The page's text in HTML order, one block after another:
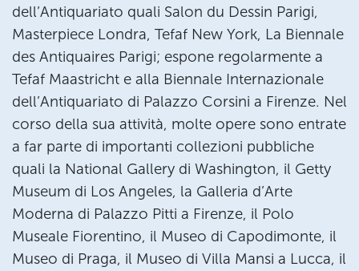
dell’Antiquariato quali Salon du Dessin Parigi,
Masterpiece Londra, Tefaf New York, La Biennale
des Antiquaires Parigi; espone regolarmente a
Tefaf Maastricht e alla Biennale Internazionale
dell’Antiquariato di Palazzo Corsini a Firenze. Nel
corso della sua attività, molte opere sono entrate
a far parte di importanti collezioni pubbliche
quali la National Gallery di Washington, il Getty
Museum di Los Angeles, la Galleria d’Arte
Moderna di Palazzo Pitti a Firenze, il Polo
Museale Fiorentino, il Museo di Capodimonte, il
Museo di Praga, il Museo di Villa Mansi a Lucca, il